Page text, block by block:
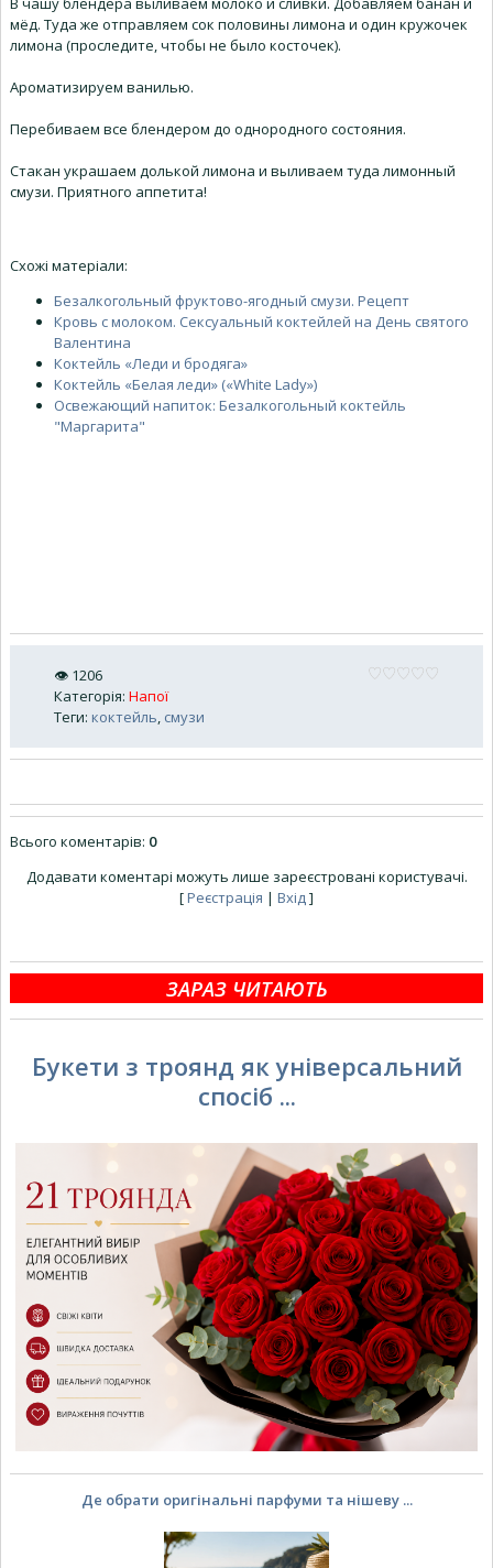
мёд. Туда же отправляем сок половины лимона и один кружочек
лимона (проследите, чтобы не было косточек).
Ароматизируем ванилью.
Перебиваем все блендером до однородного состояния.
Стакан украшаем долькой лимона и выливаем туда лимонный
смузи. Приятного аппетита!
Схожі матеріали:
Безалкогольный фруктово-ягодный смузи. Рецепт
Кровь с молоком. Сексуальный коктейлей на День святого
Валентина
Коктейль «Леди и бродяга»
Коктейль «Белая леди» («White Lady»)
Освежающий напиток: Безалкогольный коктейль
"Маргарита"
👁 1206
Категорія: Напої
Теги: коктейль, смузи
Всього коментарів: 0
Додавати коментарі можуть лише зареєстровані користувачі.
[Реєстрація | Вхід]
ЗАРАЗ ЧИТАЮТЬ
Букети з троянд як універсальний
спосіб ...
Де обрати оригінальні парфуми та нішеву ...